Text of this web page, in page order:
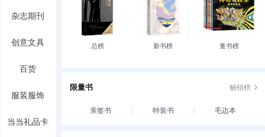
杂志期刊
创意文具
百货
服装服饰
当当礼品卡
总榜 新书榜 童书榜
限量书 畅销榜
亲签书 特装书 毛边本